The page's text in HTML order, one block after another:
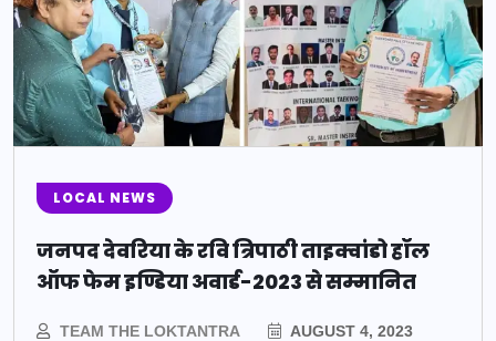
LOCAL NEWS
जनपद देवरिया के रवि त्रिपाठी ताइक्वांडो हॉल
ऑफ फेम इण्डिया अवार्ड-2023 से सम्मानित
TEAM THE LOKTANTRA AUGUST 4, 2023